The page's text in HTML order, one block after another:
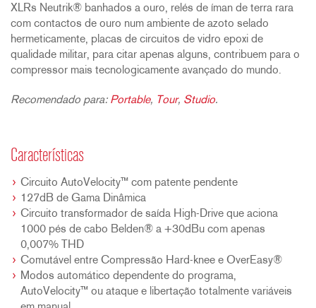
XLRs Neutrik® banhados a ouro, relés de íman de terra rara
com contactos de ouro num ambiente de azoto selado
hermeticamente, placas de circuitos de vidro epoxi de
qualidade militar, para citar apenas alguns, contribuem para o
compressor mais tecnologicamente avançado do mundo.
Recomendado para: Portable, Tour, Studio.
Características
Circuito AutoVelocity™ com patente pendente
127dB de Gama Dinâmica
Circuito transformador de saída High-Drive que aciona
1000 pés de cabo Belden® a +30dBu com apenas
0,007% THD
Comutável entre Compressão Hard-knee e OverEasy®
Modos automático dependente do programa,
AutoVelocity™ ou ataque e libertação totalmente variáveis